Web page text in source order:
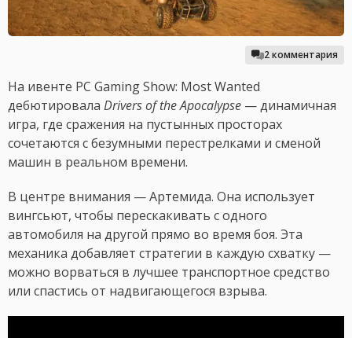
2 комментария
На ивенте PC Gaming Show: Most Wanted
дебютировала Drivers of the Apocalypse — динамичная
игра, где сражения на пустынных просторах
сочетаются с безумными перестрелками и сменой
машин в реальном времени.
В центре внимания — Артемида. Она использует
вингсьют, чтобы перескакивать с одного
автомобиля на другой прямо во время боя. Эта
механика добавляет стратегии в каждую схватку —
можно ворваться в лучшее транспортное средство
или спастись от надвигающегося взрыва.